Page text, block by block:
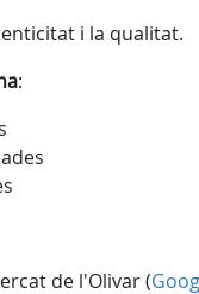
i la qualitat.
:
de l'Olivar (